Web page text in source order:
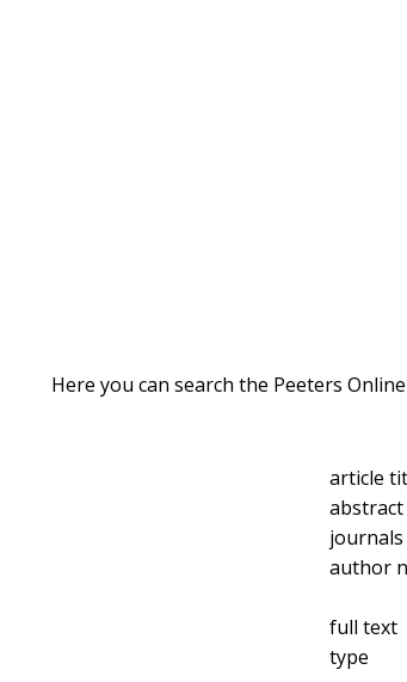
Here you can search the Peeters
article
author
full text
type